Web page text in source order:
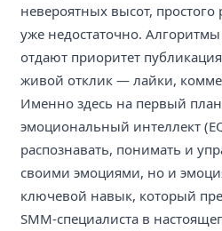
невероятных высот,
уже недостаточно.
отдают приоритет
живой отклик — лайки,
Именно здесь на первый
эмоциональный интеллект
распознавать, понимать и
своими эмоциями, но и
ключевой навык, который
SMM-специалиста в